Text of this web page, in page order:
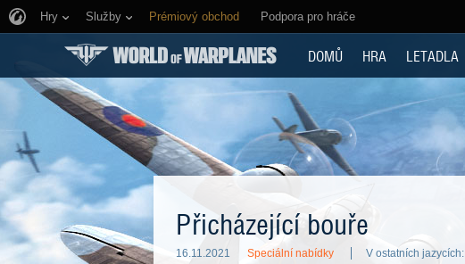
Hry Služby Prémiový obchod Podpora pro hráče
DOMŮ HRA LETADLA
Přicházející bouře
16.11.2021 Speciální nabídky V ostatních jazycích: